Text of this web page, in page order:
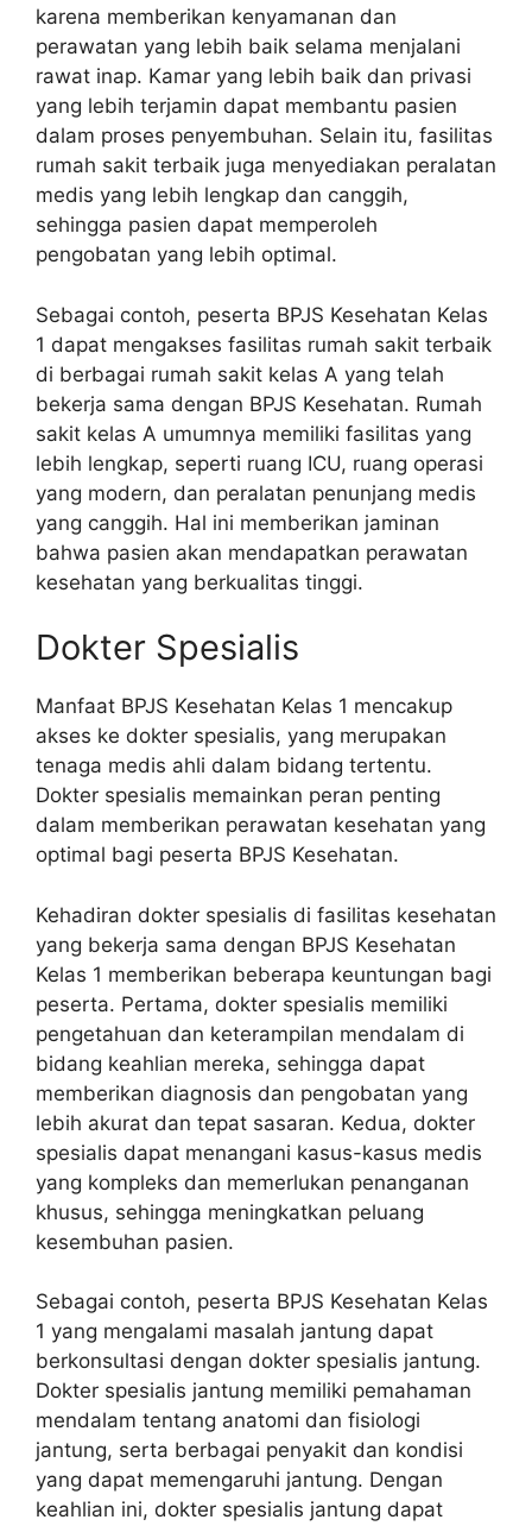
karena memberikan kenyamanan dan
perawatan yang lebih baik selama menjalani
rawat inap. Kamar yang lebih baik dan privasi
yang lebih terjamin dapat membantu pasien
dalam proses penyembuhan. Selain itu, fasilitas
rumah sakit terbaik juga menyediakan peralatan
medis yang lebih lengkap dan canggih,
sehingga pasien dapat memperoleh
pengobatan yang lebih optimal.
Sebagai contoh, peserta BPJS Kesehatan Kelas
1 dapat mengakses fasilitas rumah sakit terbaik
di berbagai rumah sakit kelas A yang telah
bekerja sama dengan BPJS Kesehatan. Rumah
sakit kelas A umumnya memiliki fasilitas yang
lebih lengkap, seperti ruang ICU, ruang operasi
yang modern, dan peralatan penunjang medis
yang canggih. Hal ini memberikan jaminan
bahwa pasien akan mendapatkan perawatan
kesehatan yang berkualitas tinggi.
Dokter Spesialis
Manfaat BPJS Kesehatan Kelas 1 mencakup
akses ke dokter spesialis, yang merupakan
tenaga medis ahli dalam bidang tertentu.
Dokter spesialis memainkan peran penting
dalam memberikan perawatan kesehatan yang
optimal bagi peserta BPJS Kesehatan.
Kehadiran dokter spesialis di fasilitas kesehatan
yang bekerja sama dengan BPJS Kesehatan
Kelas 1 memberikan beberapa keuntungan bagi
peserta. Pertama, dokter spesialis memiliki
pengetahuan dan keterampilan mendalam di
bidang keahlian mereka, sehingga dapat
memberikan diagnosis dan pengobatan yang
lebih akurat dan tepat sasaran. Kedua, dokter
spesialis dapat menangani kasus-kasus medis
yang kompleks dan memerlukan penanganan
khusus, sehingga meningkatkan peluang
kesembuhan pasien.
Sebagai contoh, peserta BPJS Kesehatan Kelas
1 yang mengalami masalah jantung dapat
berkonsultasi dengan dokter spesialis jantung.
Dokter spesialis jantung memiliki pemahaman
mendalam tentang anatomi dan fisiologi
jantung, serta berbagai penyakit dan kondisi
yang dapat memengaruhi jantung. Dengan
keahlian ini, dokter spesialis jantung dapat